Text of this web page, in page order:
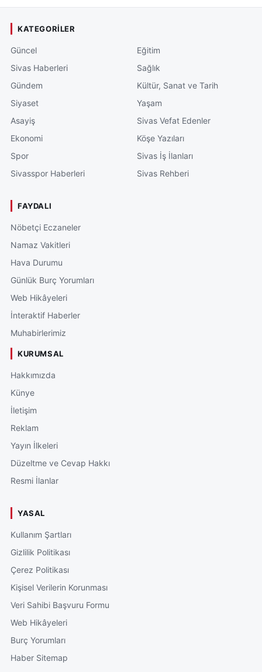
KATEGORILER
Güncel
Sivas Haberleri
Gündem
Siyaset
Asayiş
Ekonomi
Spor
Sivasspor Haberleri
Eğitim
Sağlık
Kültür, Sanat ve Tarih
Yaşam
Sivas Vefat Edenler
Köşe Yazıları
Sivas İş İlanları
Sivas Rehberi
FAYDALI
Nöbetçi Eczaneler
Namaz Vakitleri
Hava Durumu
Günlük Burç Yorumları
Web Hikâyeleri
İnteraktif Haberler
Muhabirlerimiz
KURUMSAL
Hakkımızda
Künye
İletişim
Reklam
Yayın İlkeleri
Düzeltme ve Cevap Hakkı
Resmi İlanlar
YASAL
Kullanım Şartları
Gizlilik Politikası
Çerez Politikası
Kişisel Verilerin Korunması
Veri Sahibi Başvuru Formu
Web Hikâyeleri
Burç Yorumları
Haber Sitemap